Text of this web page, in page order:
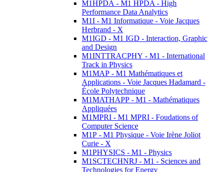
M1HPDA - M1 HPDA - High
Performance Data Analytics
M1I - M1 Informatique - Voie Jacques
Herbrand - X
M1IGD - M1 IGD - Interaction, Graphic
and Design
M1INTTRACPHY - M1 - International
Track in Physics
M1MAP - M1 Mathématiques et
Applications - Voie Jacques Hadamard -
École Polytechnique
M1MATHAPP - M1 - Mathématiques
Appliquées
M1MPRI - M1 MPRI - Foudations of
Computer Science
M1P - M1 Physique - Voie Irène Joliot
Curie - X
M1PHYSICS - M1 - Physics
M1SCTECHNRJ - M1 - Sciences and
Technologies for Energy